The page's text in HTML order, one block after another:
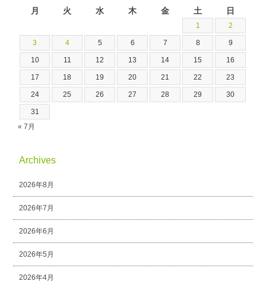
月 火 水 木 金 土 日
1 2
3 4 5 6 7 8 9
10 11 12 13 14 15 16
17 18 19 20 21 22 23
24 25 26 27 28 29 30
31
« 7月
Archives
2026年8月
2026年7月
2026年6月
2026年5月
2026年4月